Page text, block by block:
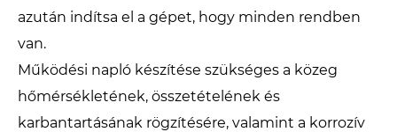
azután indítsa el a gépet, hogy minden rendben
van.
Működési napló készítése szükséges a közeg
hőmérsékletének, összetételének és
karbantartásának rögzítésére, valamint a korrozív